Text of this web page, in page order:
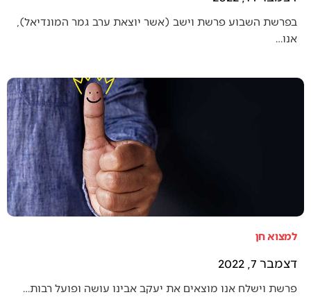
בפרשת השבוע פרשת וישב (אשר יוצאת ערב גמר המונדיאל),
אנו…
למצוא חן
דצמבר 7, 2022
פרשת וישלח אנו מוצאים את יעקב אבינו עושה ופועל רבות…